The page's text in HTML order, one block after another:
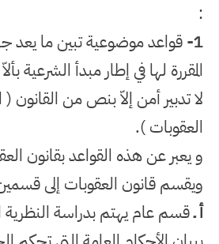
:
1- قواعد موضوعية تبين ما يعد
المقررة لها في إطار مبدأ الشرعية
لا تدبير أمن إلاّ بنص من القانون (
العقوبات)
.
و يعبر عن هذه القواعد بقانون
ويقسم قانون العقوبات إلى
أ ـقسم عام يهتم بدراسة النظرية